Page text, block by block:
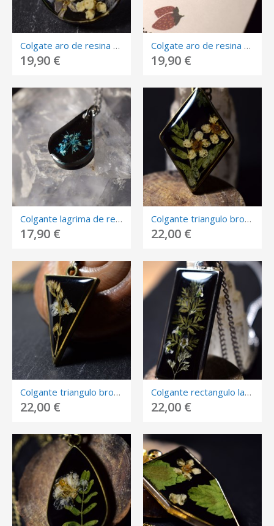
Colgate aro de resina con flores encapsuladas negro.
19,90 €
Colgate aro de resina con flores encapsuladas lila.
19,90 €
Colgante lagrima de resina flor azul.
17,90 €
Colgante triangulo bronce con flores encapsuladas.
22,00 €
Colgante triangulo bronce con flores encapsuladas.
22,00 €
Colgante rectangulo largo plateado con flores encapsuladas.
22,00 €